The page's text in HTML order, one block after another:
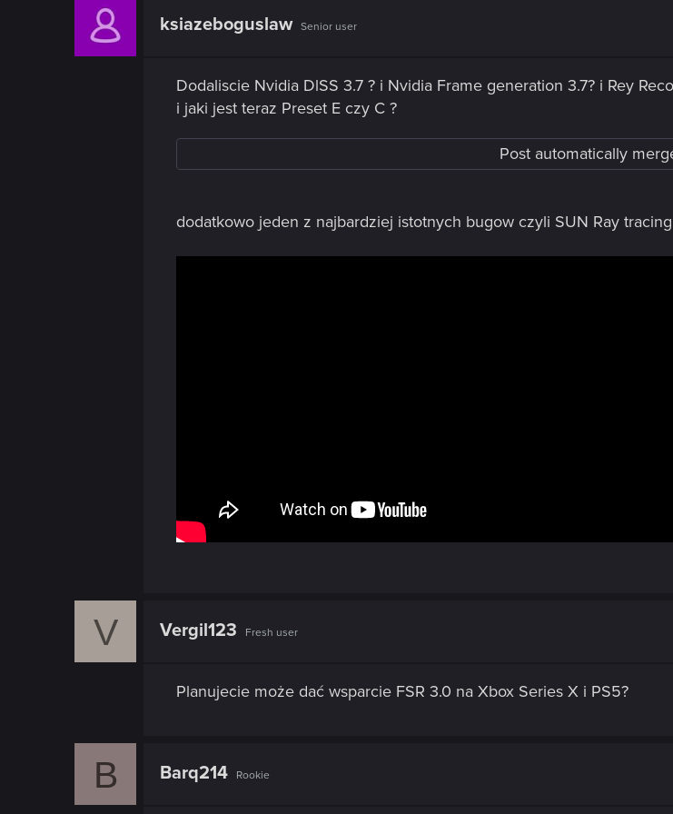
i
:
ksiazeboguslaw Senior user
Dodaliscie Nvidia DlSS 3.7 ? i Nvidia Frame generation 3.7? i Rey
i jaki jest teraz Preset E czy C ?
Post automatically
dodatkowo jeden z najbardziej istotnych bugow czyli SUN Ray
V Vergil123 Fresh user
Planujecie może dać wsparcie FSR 3.0 na Xbox Series X i PS5?
B Barq214 Rookie